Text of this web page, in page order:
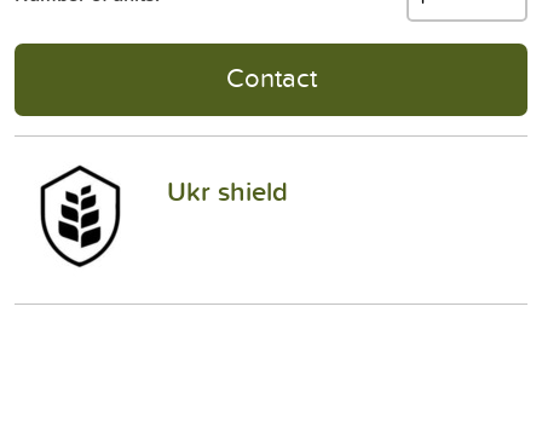
Contact
Ukr shield